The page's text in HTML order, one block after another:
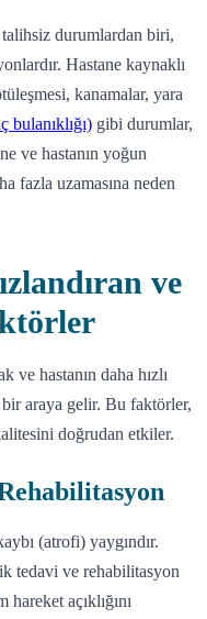
talihsiz durumlardan biri,
Hastane kaynaklı
kanamalar, yara
bulanıklığı) gibi durumlar,
ve hastanın yoğun
fazla uzamasına neden
ve
ve hastanın daha hızlı
araya gelir. Bu faktörler,
doğrudan etkiler.
(atrofi) yaygındır.
tedavi ve rehabilitasyon
açıklığını